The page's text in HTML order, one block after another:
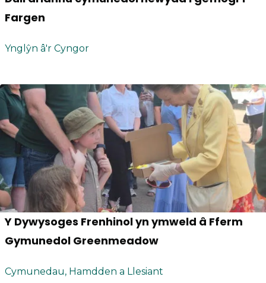
Fargen
Ynglŷn â'r Cyngor
Y Dywysoges Frenhinol yn ymweld â Fferm
Gymunedol Greenmeadow
Cymunedau, Hamdden a Llesiant